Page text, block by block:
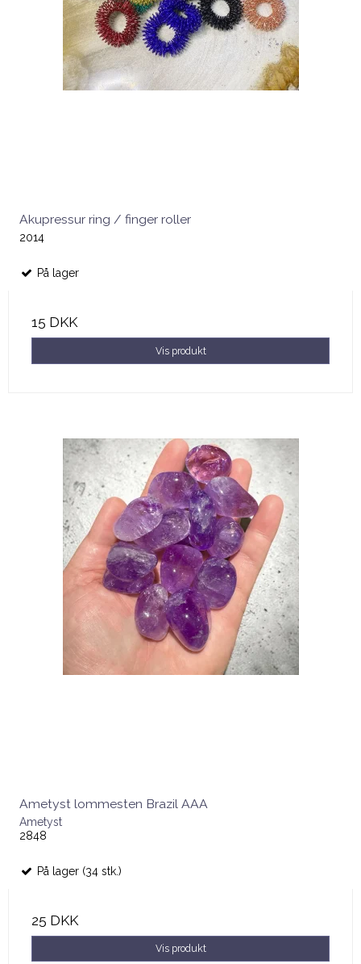
Akupressur ring / finger roller
2014
På lager
15 DKK
Vis produkt
Ametyst lommesten Brazil AAA
Ametyst
2848
På lager (34 stk.)
25 DKK
Vis produkt